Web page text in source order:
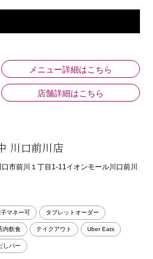
メニュー詳細はこちら
店舗詳細はこちら
川口前川店
市前川１丁目1-11イオンモール川口前川
子マネー可 タブレットオーダー
内飲食 テイクアウト Uber Eats
しバー